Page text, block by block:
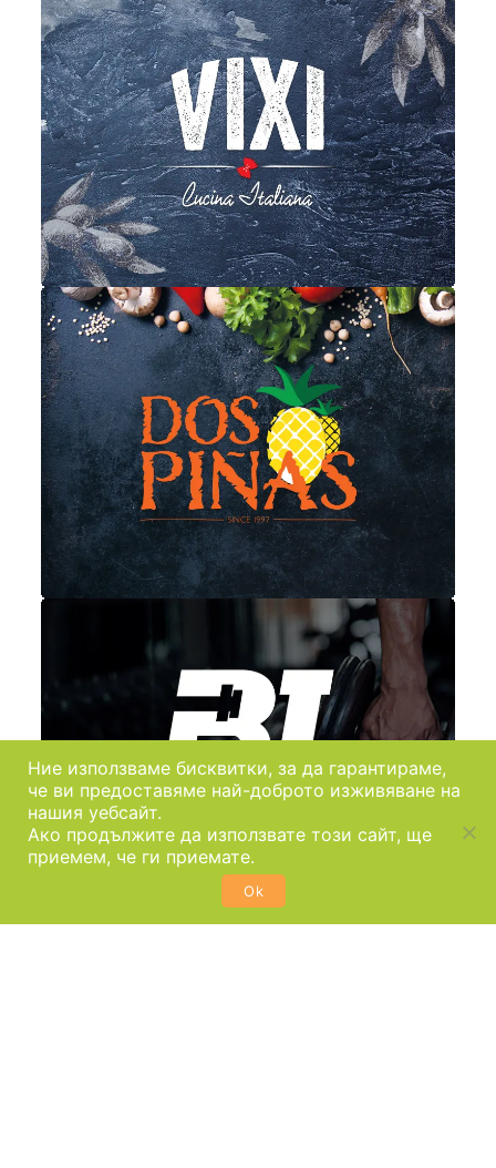
Ние използваме бисквитки, за да гарантираме,
че ви предоставяме най-доброто изживяване на
нашия уебсайт.
Ако продължите да използвате този сайт, ще
приемем, че ги приемате.
Ok